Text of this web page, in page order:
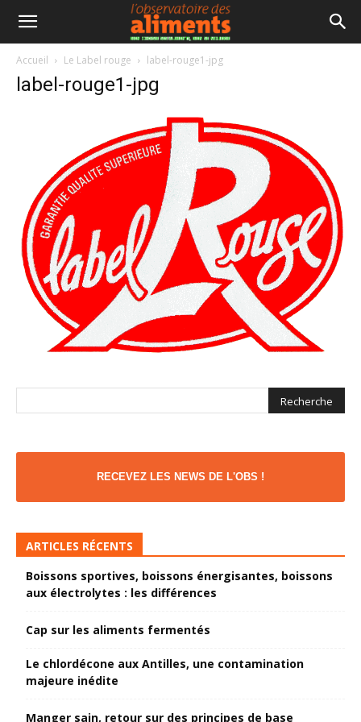
Accueil Le Label rouge label-rouge1-jpg
label-rouge1-jpg
RECEVEZ LES NEWS DE L'OBS !
ARTICLES RÉCENTS
Boissons sportives, boissons énergisantes, boissons
aux électrolytes : les différences
Cap sur les aliments fermentés
Le chlordécone aux Antilles, une contamination
majeure inédite
Manger sain, retour sur des principes de base